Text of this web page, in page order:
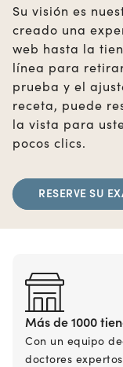
Su visión es
creado una
web hasta la
línea para
prueba y el
receta, puede
la vista para
pocos clics.
RESERVE SU
Más de 1000
Con un equipo
doctores